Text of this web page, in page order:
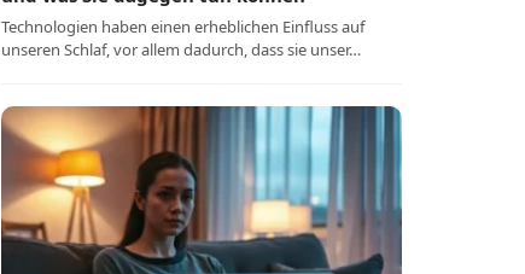
Technologien haben einen erheblichen Einfluss auf
unseren Schlaf, vor allem dadurch, dass sie unser…